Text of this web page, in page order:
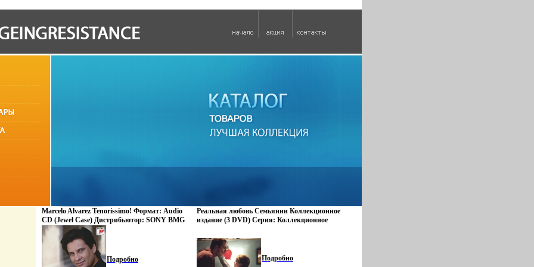
Marcelo Alvarez Tenorissimo! Формат: Audio
CD (Jewel Case) Дистрибьютор: SONY BMG
Европейский Союз Лицензионные товары
Характеристики аудионосителей 2009 г
Сборник: Импортное издание инфо 8416o.
Подробно
Реальная любовь Семьянин Коллекционное
издание (3 DVD) Серия: Коллекционное
Подробно